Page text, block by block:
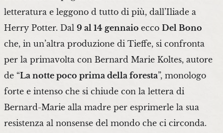
letteratura e leggono d tutto di più, dall’Iliade a
Herry Potter. Dal 9 al 14 gennaio ecco Del Bono
che, in un’altra produzione di Tieffe, si confronta
per la primavolta con Bernard Marie Koltes, autore
de “La notte poco prima della foresta”, monologo
forte e intenso che si chiude con la lettera di
Bernard-Marie alla madre per esprimerle la sua
resistenza al nonsense del mondo che ci circonda.